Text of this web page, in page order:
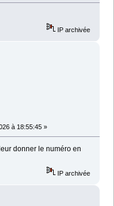
IP archivée
à 18:55:45 »
donner le numéro en
IP archivée